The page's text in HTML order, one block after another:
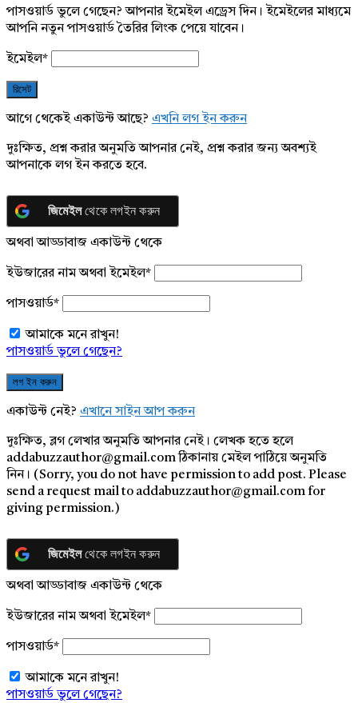
পাসওয়ার্ড ভুলে গেছেন? আপনার ইমেইল এড্রেস দিন। ইমেইলের মাধ্যমে
আপনি নতুন পাসওয়ার্ড তৈরির লিংক পেয়ে যাবেন।
ইমেইল*
আগে থেকেই একাউন্ট আছে? এখনি লগ ইন করুন
দুঃক্ষিত, প্রশ্ন করার অনুমতি আপনার নেই, প্রশ্ন করার জন্য অবশ্যই
আপনাকে লগ ইন করতে হবে.
জিমেইলথেকে লগইন করুন
অথবা আড্ডাবাজ একাউন্ট থেকে
ইউজারের নাম অথবা ইমেইল*
পাসওয়ার্ড*
আমাকে মনে রাখুন!
পাসওয়ার্ড ভুলে গেছেন?
একাউন্ট নেই? এখানে সাইন আপ করুন
দুঃক্ষিত, ব্লগ লেখার অনুমতি আপনার নেই। লেখক হতে হলে
addabuzzauthor@gmail.com ঠিকানায় মেইল পাঠিয়ে অনুমতি
নিন। (Sorry, you do not have permission to add post. Please
send a request mail to addabuzzauthor@gmail.com for
giving permission.)
জিমেইলথেকে লগইন করুন
অথবা আড্ডাবাজ একাউন্ট থেকে
ইউজারের নাম অথবা ইমেইল*
পাসওয়ার্ড*
আমাকে মনে রাখুন!
পাসওয়ার্ড ভুলে গেছেন?